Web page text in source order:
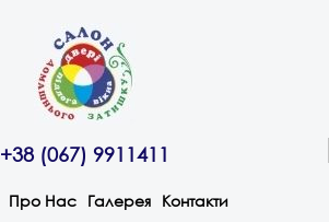
+38 (067) 9911411
Про Нас Галерея Контакти